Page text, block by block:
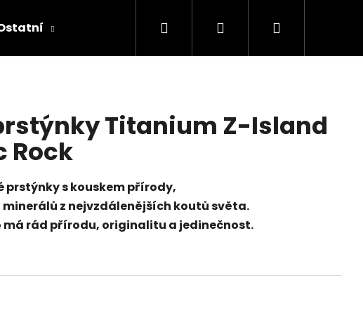
Recenze Galerie inspirací
Hledat PřihlášeníNákupní
Titanium Z-Island
Rock
prstýnky s kouskem přírody,
z nejvzdálenějších koutů světa.
má rád přírodu, originalitu a jedinečnost.